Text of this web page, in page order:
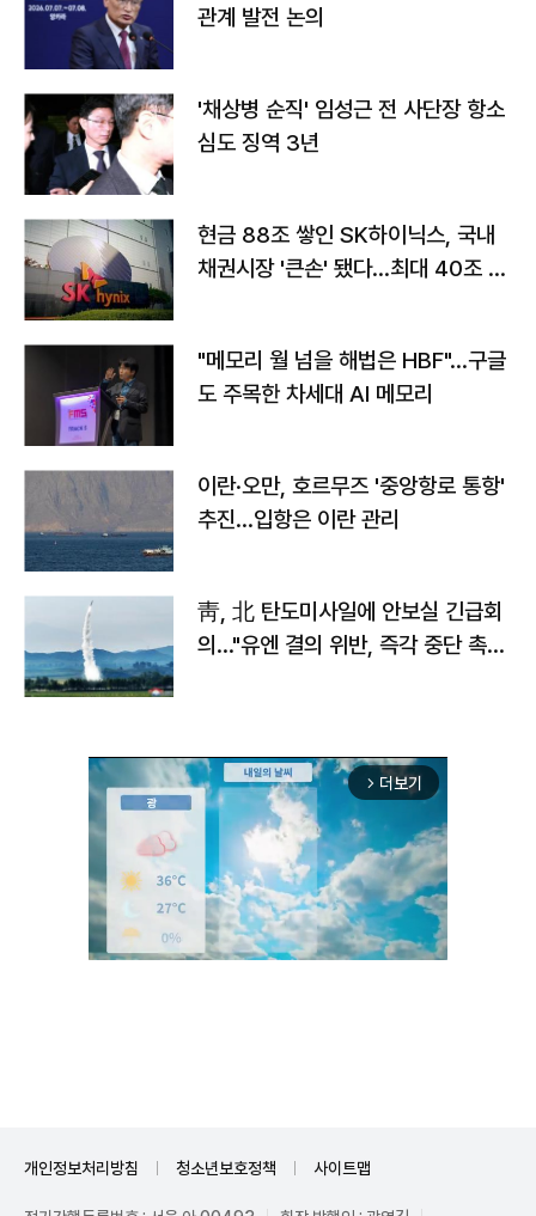
관계 발전 논의
'채상병 순직' 임성근 전 사단장 항소
심도 징역 3년
현금 88조 쌓인 SK하이닉스, 국내
채권시장 '큰손' 됐다…최대 40조 투
"메모리 월 넘을 해법은 HBF"…구글
도 주목한 차세대 AI 메모리
이란·오만, 호르무즈 '중앙항로 통항'
추진…입항은 이란 관리
靑, 北 탄도미사일에 안보실 긴급회
의…"유엔 결의 위반, 즉각 중단 촉
arrow_forward_ios 더보기
개인정보처리방침 청소년보호정책 사이트맵